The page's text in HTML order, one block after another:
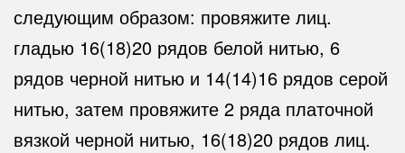
следующим образом: провяжите лиц.
гладью 16(18)20 рядов белой нитью, 6
рядов черной нитью и 14(14)16 рядов серой
нитью, затем провяжите 2 ряда платочной
вязкой черной нитью, 16(18)20 рядов лиц.